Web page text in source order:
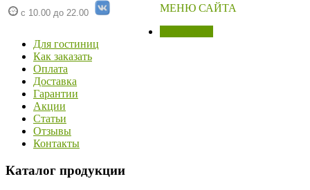
с 10.00 до 22.00
МЕНЮ САЙТА
Для гостиниц
Как заказать
Оплата
Доставка
Гарантии
Акции
Статьи
Отзывы
Контакты
Каталог продукции